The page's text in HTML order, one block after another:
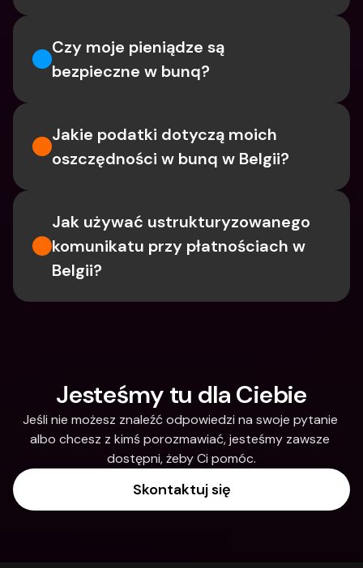
Czy moje pieniądze są
bezpieczne w bunq?
Jakie podatki dotyczą moich
oszczędności w bunq w Belgii?
Jak używać ustrukturyzowanego
komunikatu przy płatnościach w
Belgii?
Jesteśmy tu dla Ciebie
Jeśli nie możesz znaleźć odpowiedzi na swoje pytanie
albo chcesz z kimś porozmawiać, jesteśmy zawsze
dostępni, żeby Ci pomóc.
Skontaktuj się